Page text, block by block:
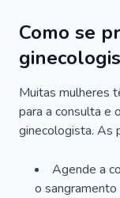
Como se
Muitas mulheres
para a consulta e
ginecologista. As
Agende a
o